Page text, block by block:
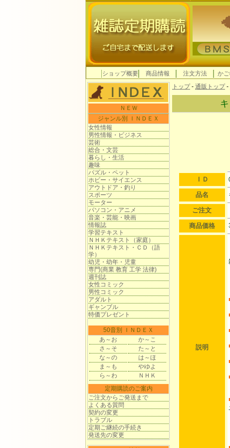
ショップ概要
商品情報 注文方法 か
ＮＥＷ
ジャンル別 ＩＮＤＥＸ
女性情報
男性情報・ビジネス
芸術
総合・文芸
暮らし・生活
趣味
パズル・ペット
ホビー・サイエンス
アウトドア・釣り
スポーツ
モーター
パソコン・アニメ
音楽・芸能・映画
情報誌
学習テキスト
ＮＨＫテキスト（家庭）
ＮＨＫテキスト・ＣＤ（語
学）
幼児・幼年・児童
専門(商業 教育 工学 法律)
週刊誌
女性コミック
男性コミック
アダルト
ギャンブル
特価プレゼント
50音別 ＩＮＤＥＸ
あ～お
か～こ
さ～そ
た～と
な～の
は～ほ
ま～も
やゆよ
ら～わ
ＮＨＫ
定期購読のご案内
ご注文からご発送まで
よくある質問
契約の変更
トラブル
定期ご継続の手続き
発送先の変更
トップ- 通販トップ-
ＩＤ
品名
ご注文
商品価格
説明